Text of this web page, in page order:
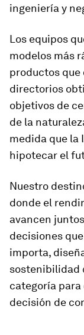
ingeniería y
Los equipos
modelos más
productos que
directorios
objetivos de
de la
medida que la
hipotecar el
Nuestro
donde el
avancen
decisiones
importa,
sostenibilidad
categoría para
decisión de